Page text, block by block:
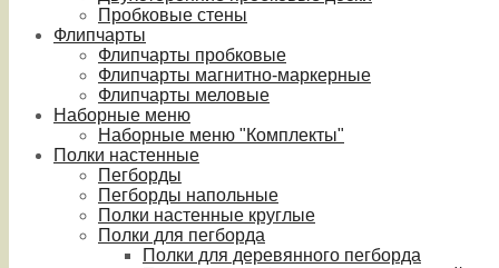
Пробковые стены
Флипчарты
Флипчарты пробковые
Флипчарты магнитно-маркерные
Флипчарты меловые
Наборные меню
Наборные меню "Комплекты"
Полки настенные
Пегборды
Пегборды напольные
Полки настенные круглые
Полки для пегборда
Полки для деревянного пегборда